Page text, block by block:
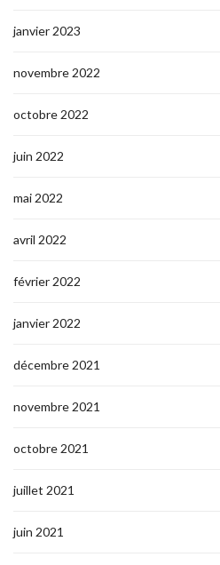
janvier 2023
novembre 2022
octobre 2022
juin 2022
mai 2022
avril 2022
février 2022
janvier 2022
décembre 2021
novembre 2021
octobre 2021
juillet 2021
juin 2021